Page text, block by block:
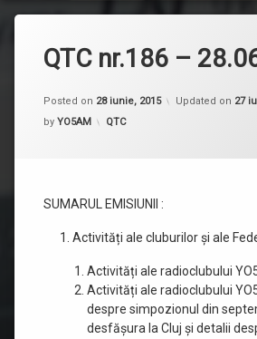
QTC nr.186 –
Posted on 28 iunie, 2015 Updated on 27
by YO5AM Categorii:
QTC
SUMARUL EMISIUNII :
Activități ale cluburilor și ale
Activități ale radioclubului
Activități ale radioclubului
despre simpozionul din
desfășura la Cluj și detalii